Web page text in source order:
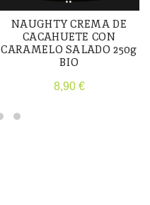
NAUGHTY CREMA DE
CACAHUETE CON
CARAMELO SALADO 250g
BIO
8,90 €